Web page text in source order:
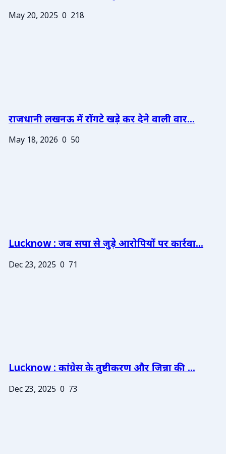
May 20, 2025 0 218
राजधानी लखनऊ में रोंगटे खड़े कर देने वाली वार...
May 18, 2026 0 50
Lucknow : जब सपा से जुड़े आरोपियों पर कार्रवा...
Dec 23, 2025 0 71
Lucknow : कांग्रेस के तुष्टीकरण और जिन्ना की ...
Dec 23, 2025 0 73